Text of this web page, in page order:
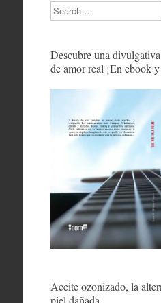
Search
Descubre una
de amor real ¡En ebook
Aceite ozonizado, la